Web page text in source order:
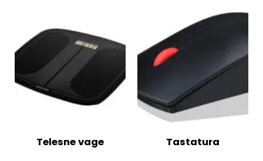
Telesne vage Tastatura